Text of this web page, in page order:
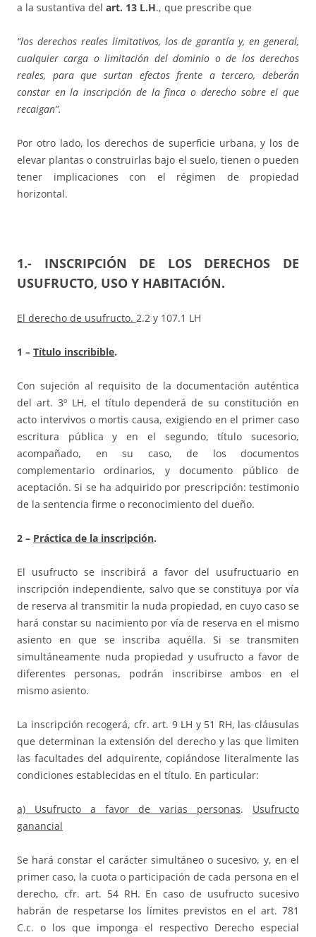
a la sustantiva del art. 13 L.H., que prescribe que
“los derechos reales limitativos, los de garantía y, en general,
cualquier carga o limitación del dominio o de los derechos
reales, para que surtan efectos frente a tercero, deberán
constar en la inscripción de la finca o derecho sobre el que
recaigan”.
Por otro lado, los derechos de superficie urbana, y los de
elevar plantas o construirlas bajo el suelo, tienen o pueden
tener implicaciones con el régimen de propiedad
horizontal.
1.- INSCRIPCIÓN DE LOS DERECHOS DE
USUFRUCTO, USO Y HABITACIÓN.
El derecho de usufructo. 2.2 y 107.1 LH
1 – Título inscribible.
Con sujeción al requisito de la documentación auténtica
del art. 3º LH, el título dependerá de su constitución en
acto intervivos o mortis causa, exigiendo en el primer caso
escritura pública y en el segundo, título sucesorio,
acompañado, en su caso, de los documentos
complementario ordinarios, y documento público de
aceptación. Si se ha adquirido por prescripción: testimonio
de la sentencia firme o reconocimiento del dueño.
2 – Práctica de la inscripción.
El usufructo se inscribirá a favor del usufructuario en
inscripción independiente, salvo que se constituya por vía
de reserva al transmitir la nuda propiedad, en cuyo caso se
hará constar su nacimiento por vía de reserva en el mismo
asiento en que se inscriba aquélla. Si se transmiten
simultáneamente nuda propiedad y usufructo a favor de
diferentes personas, podrán inscribirse ambos en el
mismo asiento.
La inscripción recogerá, cfr. art. 9 LH y 51 RH, las cláusulas
que determinan la extensión del derecho y las que limiten
las facultades del adquirente, copiándose literalmente las
condiciones establecidas en el título. En particular:
a) Usufructo a favor de varias personas. Usufructo
ganancial
Se hará constar el carácter simultáneo o sucesivo, y, en el
primer caso, la cuota o participación de cada persona en el
derecho, cfr. art. 54 RH. En caso de usufructo sucesivo
habrán de respetarse los límites previstos en el art. 781
C.c. o los que imponga el respectivo Derecho especial